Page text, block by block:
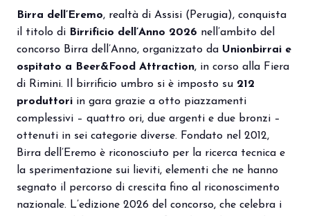
Esponi arrow_right
Visita arrow_right
Media Room
CATALOGO 2026
Porta il tuo business al centro
dell’innovazione Out of Home.
Birra dell’Eremo, realtà di Assisi (Perugia), conquista
il titolo di Birrificio dell’Anno 2026 nell’ambito del
concorso Birra dell’Anno, organizzato da Unionbirrai e
ospitato a Beer&Food Attraction, in corso alla Fiera
di Rimini. Il birrificio umbro si è imposto su 212
produttori in gara grazie a otto piazzamenti
complessivi – quattro ori, due argenti e due bronzi –
ottenuti in sei categorie diverse. Fondato nel 2012,
Birra dell’Eremo è riconosciuto per la ricerca tecnica e
la sperimentazione sui lieviti, elementi che ne hanno
segnato il percorso di crescita fino al riconoscimento
nazionale. L’edizione 2026 del concorso, che celebra i